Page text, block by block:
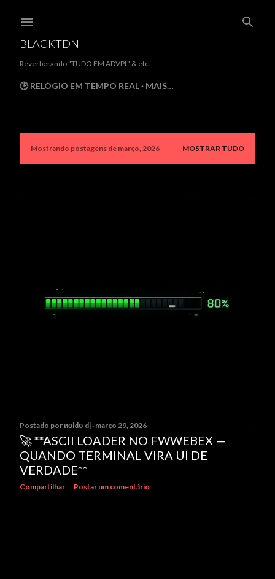
BLACKTDN
Reverberando "TUDO EM ADVPL" & etc.
🕒 RELÓGIO EM TEMPO REAL MAIS…
PMostrando postagens de março, 2026 MOSTRAR TUDO
Postado por иαldσ dj março 29, 2026
🚀 **ASCII LOADER NO FWWEBEX —
QUANDO TERMINAL VIRA UI DE
VERDADE**
Compartilhar Postar um comentário